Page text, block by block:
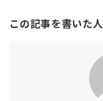
この記事を書いた人